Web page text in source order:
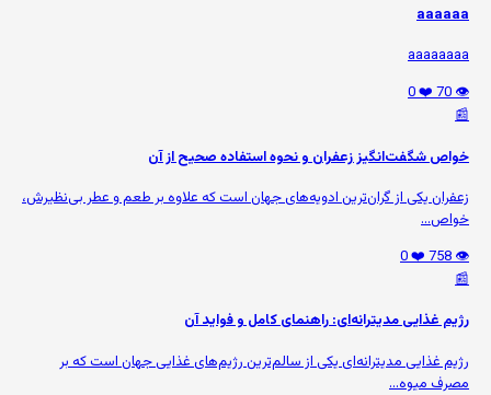
aaaaaa
aaaaaaaa
👁️ 70
❤️ 0
📰
خواص شگفت‌انگیز زعفران و نحوه استفاده صحیح از آن
زعفران یکی از گران‌ترین ادویه‌های جهان است که علاوه بر طعم و عطر بی‌نظیرش،
خواص...
👁️ 758
❤️ 0
📰
رژیم غذایی مدیترانه‌ای: راهنمای کامل و فواید آن
رژیم غذایی مدیترانه‌ای یکی از سالم‌ترین رژیم‌های غذایی جهان است که بر
مصرف میوه‌...